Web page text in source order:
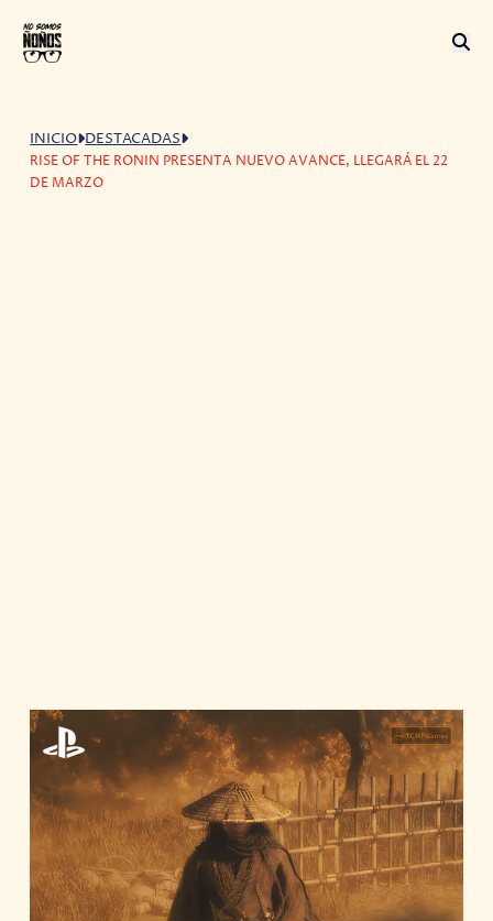
INICIO DESTACADAS
RISE OF THE RONIN PRESENTA NUEVO AVANCE, LLEGARÁ EL 22
DE MARZO